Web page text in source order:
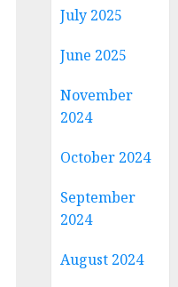
July 2025
June 2025
November
2024
October 2024
September
2024
August 2024